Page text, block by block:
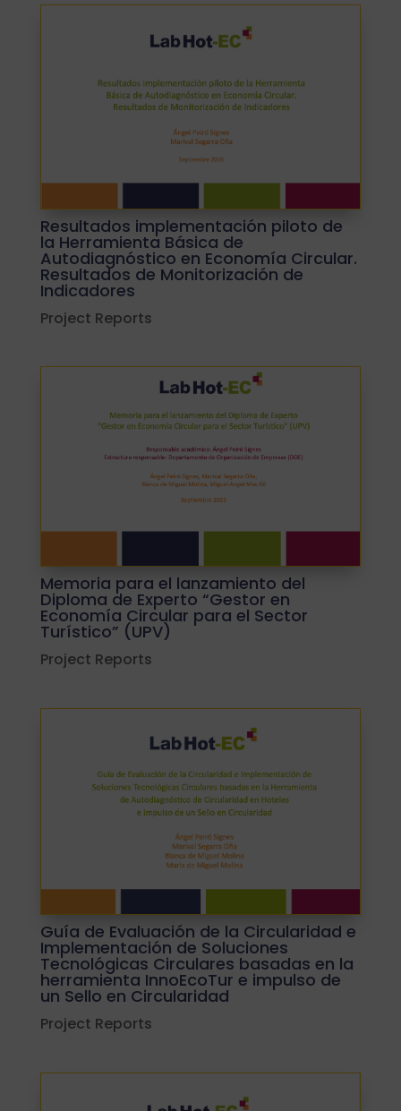
Resultados implementación piloto de
la Herramienta Básica de
Autodiagnóstico en Economía Circular.
Resultados de Monitorización de
Indicadores
Project Reports
Memoria para el lanzamiento del
Diploma de Experto “Gestor en
Economía Circular para el Sector
Turístico” (UPV)
Project Reports
Guía de Evaluación de la Circularidad e
Implementación de Soluciones
Tecnológicas Circulares basadas en la
herramienta InnoEcoTur e impulso de
un Sello en Circularidad
Project Reports